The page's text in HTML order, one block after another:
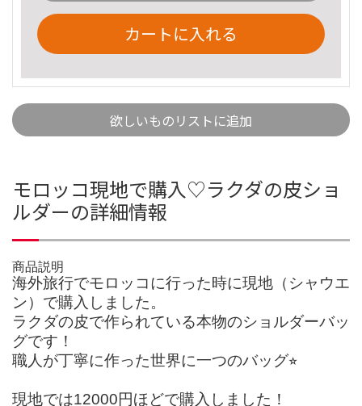
カートに入れる
欲しいものリストに追加
モロッコ現地で購入♡ラクダの皮ショ
ルダーの詳細情報
商品説明
海外旅行でモロッコに行った時に現地（シャウエ
ン）で購入しました。
ラクダの皮で作られている本物のショルダーバッ
グです！
職人が丁寧に作った世界に一つのバッグ⭐︎
現地では12000円ほどで購入しました！